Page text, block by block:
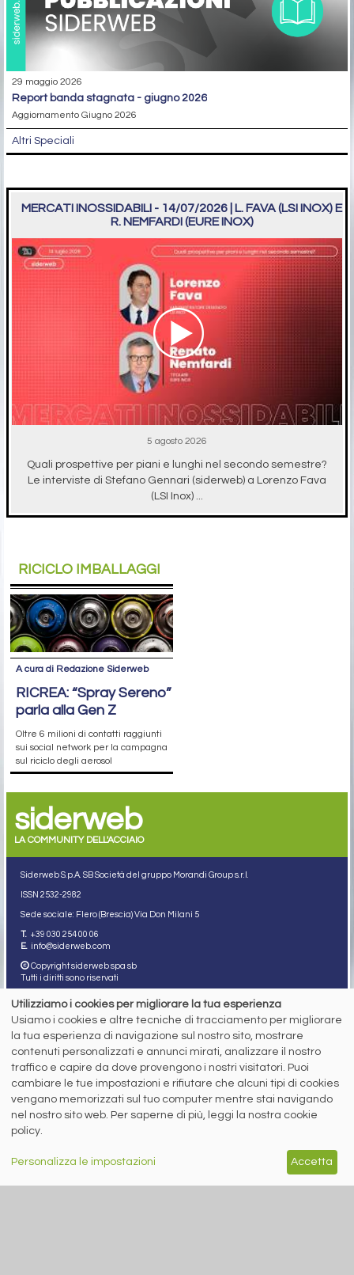
29 maggio 2026
report banda stagnata - giugno 2026
Aggiornamento Giugno 2026
Altri Speciali
MERCATI INOSSIDABILI - 14/07/2026 | L. FAVA (LSI INOX) E
R. NEMFARDI (EURE INOX)
5 agosto 2026
Quali prospettive per piani e lunghi nel secondo semestre?
Le interviste di Stefano Gennari (siderweb) a Lorenzo Fava
(LSI Inox) ...
RICICLO IMBALLAGGI
A cura di Redazione Siderweb
RICREA: “Spray Sereno”
parla alla Gen Z
Oltre 6 milioni di contatti raggiunti
sui social network per la campagna
sul riciclo degli aerosol
siderweb
LA COMMUNITY DELL'ACCIAIO
Siderweb S.p.A. SB Società del gruppo Morandi Group s.r.l.
ISSN 2532-2982
Sede sociale: Flero (Brescia) Via Don Milani 5
T. +39 030 254 00 06
E. info@siderweb.com
Copyright siderweb spa sb
Tutti i diritti sono riservati
Privacy policy
MENU
NEWS
MERCATI
SERVIZI
EVENTI
MADE IN STEEL
SEGUICI SUI NOSTRI
SOCIAL NETWORK
Capitale Sociale: 190.000€ interamente versato
Utilizziamo i cookies per migliorare la tua esperienza
Usiamo i cookies e altre tecniche di tracciamento per migliorare
la tua esperienza di navigazione sul nostro sito, mostrare
contenuti personalizzati e annunci mirati, analizzare il nostro
traffico e capire da dove provengono i nostri visitatori. Puoi
cambiare le tue impostazioni e rifiutare che alcuni tipi di cookies
vengano memorizzati sul tuo computer mentre stai navigando
nel nostro sito web. Per saperne di più, leggi la nostra cookie
policy.
Personalizza le impostazioni Accetta